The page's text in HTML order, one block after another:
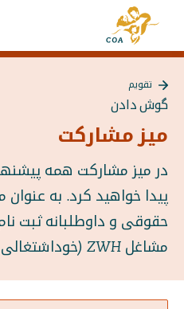
مستقیما
محتوا
صفحه
اصلی
بازگشت
به
Page
تقویم
گوش دادن
میز مشارکت
در میز مشارکت همه
پیدا خواهید کرد. به عنوان
حقوقی و داوطلبانه ثبت
مشاغل ZWH (خوداشتغالی در محل) ثبت نام کنید.